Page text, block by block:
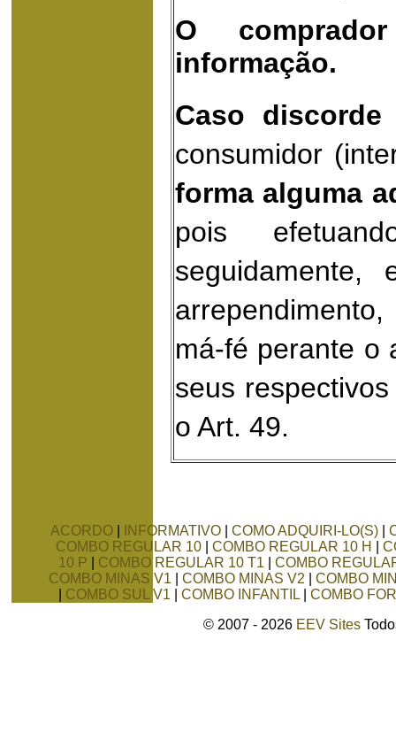
O
informação.
Caso discorde
consumidor
forma alguma
pois
seguidamente,
arrependimento,
má-fé perante o
seus
o Art. 49.
ACORDO| INFORMATIVO| COMO ADQUIRI-LO(S)|
COMBO REGULAR 10| COMBO REGULAR 10 H
10 P
COMBO REGULAR 10 T1
COMBO
COMBO MINAS V1
COMBO MINAS V2
COMBO
COMBO SUL V1 COMBO INFANTIL| COMBO
© 2007 - 2026 EEV Sites